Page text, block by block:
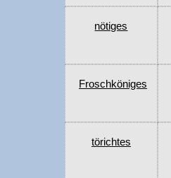
nötiges
Froschköniges
törichtes